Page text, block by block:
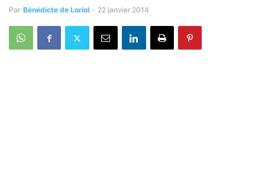
Par Bénédicte de Loriol - 22 janvier 2014